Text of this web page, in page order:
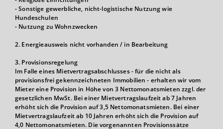
- Sonstige gewerbliche, nicht-logistische Nutzung wie
Hundeschulen
- Nutzung zu Wohnzwecken
2. Energieausweis nicht vorhanden / in Bearbeitung
3. Provisionsregelung
Im Falle eines Mietvertragsabschlusses - für die nicht als
provisionsfrei gekennzeichneten Immobilien - erhalten wir vom
Mieter eine Provision in Höhe von 3 Nettomonatsmieten zzgl. der
gesetzlichen MwSt. Bei einer Mietvertragslaufzeit ab 7 Jahren
erhöht sich die Provision auf 3,5 Nettomonatsmieten. Bei einer
Mietvertragslaufzeit ab 10 Jahren erhöht sich die Provision auf
4,0 Nettomonatsmieten. Die vorgenannten Provisionssätze